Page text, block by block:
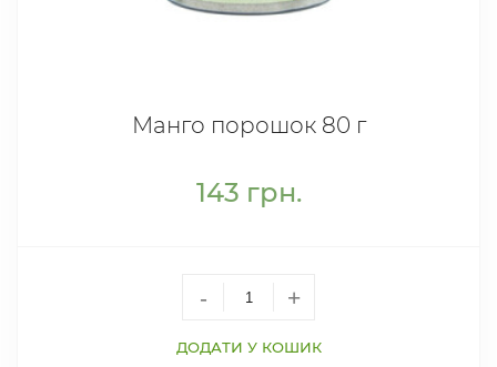
Манго порошок 80 г
143 грн.
- +
ДОДАТИ У КОШИК